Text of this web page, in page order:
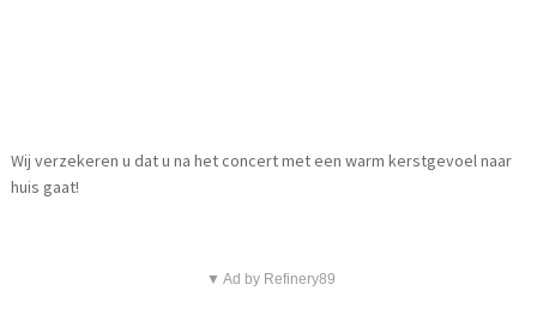
Wij verzekeren u dat u na het concert met een warm kerstgevoel naar
huis gaat!
▼ Ad by Refinery89